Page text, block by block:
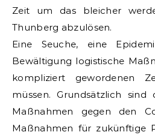
Zeit um das bleicher
Thunberg abzulösen.
Eine Seuche, eine
Bewältigung logistische
kompliziert gewordenen
müssen. Grundsätzlich
Maßnahmen gegen den
Maßnahmen für zukünftige